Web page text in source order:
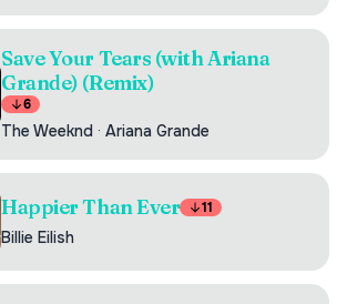
Save Your Tears (with Ariana
Grande) (Remix)
6
The Weeknd · Ariana Grande
Happier Than Ever 11
Billie Eilish